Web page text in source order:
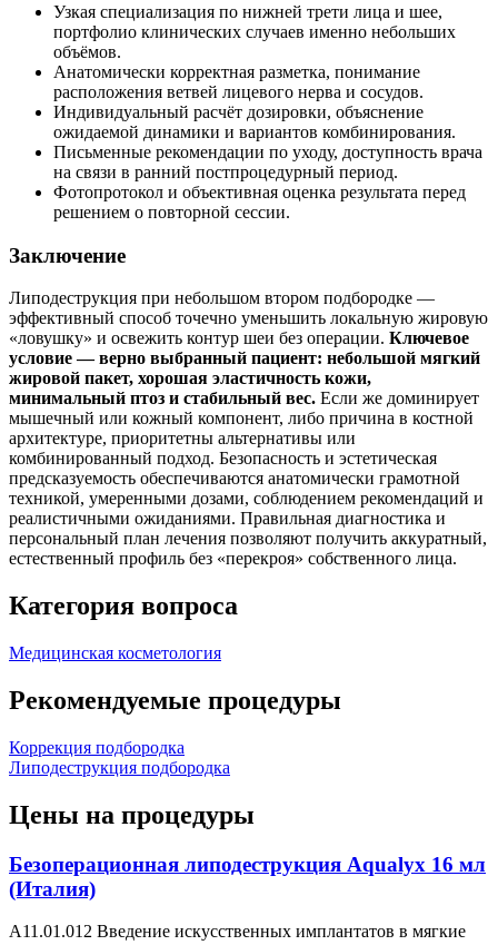
Узкая специализация по нижней трети лица и шее,
портфолио клинических случаев именно небольших
объёмов.
Анатомически корректная разметка, понимание
расположения ветвей лицевого нерва и сосудов.
Индивидуальный расчёт дозировки, объяснение
ожидаемой динамики и вариантов комбинирования.
Письменные рекомендации по уходу, доступность врача
на связи в ранний постпроцедурный период.
Фотопротокол и объективная оценка результата перед
решением о повторной сессии.
Заключение
Липодеструкция при небольшом втором подбородке —
эффективный способ точечно уменьшить локальную жировую
«ловушку» и освежить контур шеи без операции. Ключевое
условие — верно выбранный пациент: небольшой мягкий
жировой пакет, хорошая эластичность кожи,
минимальный птоз и стабильный вес. Если же доминирует
мышечный или кожный компонент, либо причина в костной
архитектуре, приоритетны альтернативы или
комбинированный подход. Безопасность и эстетическая
предсказуемость обеспечиваются анатомически грамотной
техникой, умеренными дозами, соблюдением рекомендаций и
реалистичными ожиданиями. Правильная диагностика и
персональный план лечения позволяют получить аккуратный,
естественный профиль без «перекроя» собственного лица.
Категория вопроса
Медицинская косметология
Рекомендуемые процедуры
Коррекция подбородка
Липодеструкция подбородка
Цены на процедуры
Безоперационная липодеструкция Aqualyx 16 мл
(Италия)
А11.01.012 Введение искусственных имплантатов в мягкие